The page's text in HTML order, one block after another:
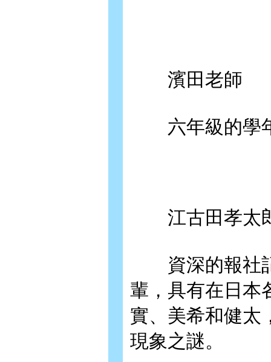
濱田老師
六年級的學年
江古田孝太
資深的報社記
輩，具有在日本
實、美希和健太
現象之謎。